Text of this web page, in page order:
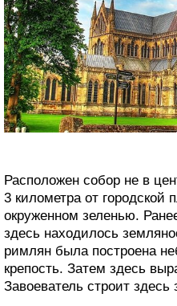
Расположен собор не в
3 километра от городской
окруженном зеленью.
здесь находилось
римлян была построена
крепость. Затем здесь
Завоеватель строит здесь